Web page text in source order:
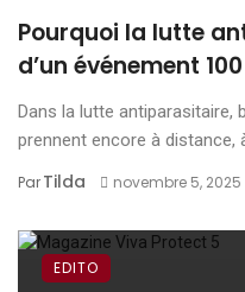
Pourquoi la lutte
d’un événement
Dans la lutte antiparasitaire,
prennent encore à distance,
ParTilda novembre 5, 2025
EDITO